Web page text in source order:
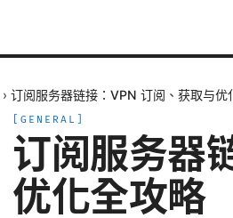
› 订阅服务器链接：VPN 订阅、获取与优
GENERAL
订阅服务器
优化全攻略